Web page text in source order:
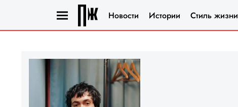
Новости Истории Стиль жизни